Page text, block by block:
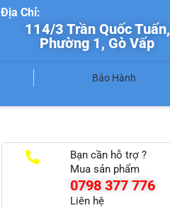
Địa Chỉ:
114/3 Trần Quốc Tuấn,
Phường 1, Gò Vấp
Bảo Hành
Bạn cần hỗ trợ ?
Mua sản phẩm
0798 377 776
Liên hệ